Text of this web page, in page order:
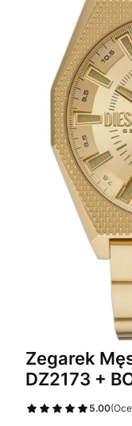
Zegarek
DZ2173 +
5.00